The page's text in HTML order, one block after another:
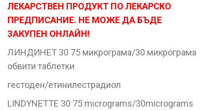
ЛЕКАРСТВЕН ПРОДУКТ ПО ЛЕКАРСКО
ПРЕДПИСАНИЕ. НЕ МОЖЕ ДА БЪДЕ
ЗАКУПЕН ОНЛАЙН!
ЛИНДИНЕТ 30 75 микрограма/30 микрограма
обвити таблетки
гестоден/етинилестрадиол
LINDYNETTE 30 75 micrograms/30micrograms